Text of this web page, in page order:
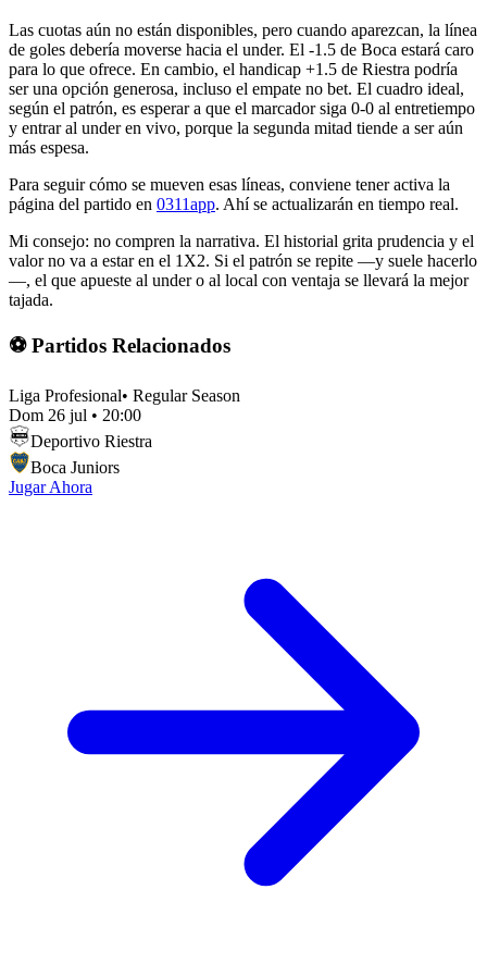
Las cuotas aún no están disponibles, pero cuando aparezcan, la línea
de goles debería moverse hacia el under. El -1.5 de Boca estará caro
para lo que ofrece. En cambio, el handicap +1.5 de Riestra podría
ser una opción generosa, incluso el empate no bet. El cuadro ideal,
según el patrón, es esperar a que el marcador siga 0-0 al entretiempo
y entrar al under en vivo, porque la segunda mitad tiende a ser aún
más espesa.
Para seguir cómo se mueven esas líneas, conviene tener activa la
página del partido en 0311app. Ahí se actualizarán en tiempo real.
Mi consejo: no compren la narrativa. El historial grita prudencia y el
valor no va a estar en el 1X2. Si el patrón se repite —y suele hacerlo
—, el que apueste al under o al local con ventaja se llevará la mejor
tajada.
⚽ Partidos Relacionados
Liga Profesional• Regular Season
Dom 26 jul • 20:00
Deportivo Riestra
Boca Juniors
Jugar Ahora